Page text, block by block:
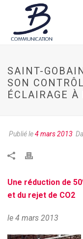
SAINT-
SON
ÉCLAIRAGE
Publié le4 mars 2013
Une réduction de
et du rejet de CO2
le 4 mars 2013